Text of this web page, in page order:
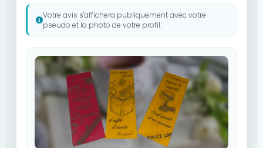
Votre avis s'affichera publiquement avec votre
pseudo et la photo de votre profil.